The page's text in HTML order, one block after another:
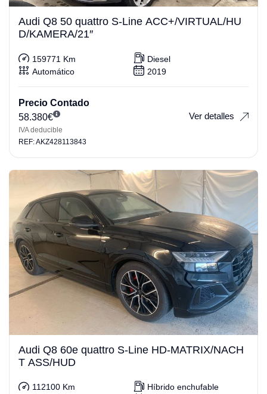
Audi Q8 50 quattro S-Line ACC+/VIRTUAL/HU
D/KAMERA/21″
159771 Km
Diesel
Automático
2019
Precio Contado
58.380€
IVA deducible
Ver detalles
REF: AKZ428113843
Audi Q8 60e quattro S-Line HD-MATRIX/NACH
T ASS/HUD
112100 Km
Híbrido enchufable